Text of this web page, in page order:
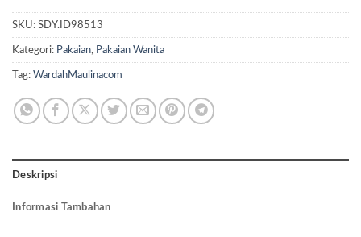
SKU: SDY.ID98513
Kategori: Pakaian, Pakaian Wanita
Tag: WardahMaulinacom
Deskripsi
Informasi Tambahan